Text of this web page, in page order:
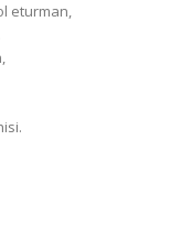
eturman,